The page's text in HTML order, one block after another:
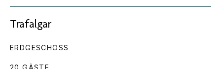
Trafalgar
ERDGESCHOSS